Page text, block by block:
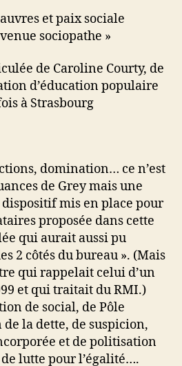
et paix sociale
sociopathe »
de Caroline Courty, de
d’éducation populaire
à Strasbourg
domination… ce n’est
de Grey mais une
dispositif mis en place pour
proposée dans cette
qui aurait aussi pu
2 côtés du bureau ». (Mais
qui rappelait celui d’un
et qui traitait du RMI.)
de social, de Pôle
la dette, de suspicion,
et de politisation
lutte pour l’égalité….